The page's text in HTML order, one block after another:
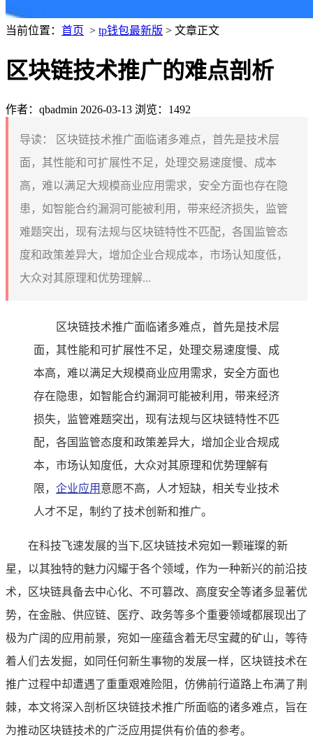
当前位置： 首页 > tp钱包最新版 > 文章正文
区块链技术推广的难点剖析
作者：qbadmin 2026-03-13 浏览：1492
导读：
区块链技术推广面临诸多难点，首先是技术层
面，其性能和可扩展性不足，处理交易速度慢、成本
高，难以满足大规模商业应用需求，安全方面也存在隐
患，如智能合约漏洞可能被利用，带来经济损失，监管
难题突出，现有法规与区块链特性不匹配，各国监管态
度和政策差异大，增加企业合规成本，市场认知度低，
大众对其原理和优势理解...
区块链技术推广面临诸多难点，首先是技术层
面，其性能和可扩展性不足，处理交易速度慢、成
本高，难以满足大规模商业应用需求，安全方面也
存在隐患，如智能合约漏洞可能被利用，带来经济
损失，监管难题突出，现有法规与区块链特性不匹
配，各国监管态度和政策差异大，增加企业合规成
本，市场认知度低，大众对其原理和优势理解有
限， 企业应用 意愿不高，人才短缺，相关专业技术
人才不足，制约了技术创新和推广。
在科技飞速发展的当下,区块链技术宛如一颗璀璨的新
星，以其独特的魅力闪耀于各个领域，作为一种新兴的前沿技
术，区块链具备去中心化、不可篡改、高度安全等诸多显著优
势，在金融、供应链、医疗、政务等多个重要领域都展现出了
极为广阔的应用前景，宛如一座蕴含着无尽宝藏的矿山，等待
着人们去发掘，如同任何新生事物的发展一样，区块链技术在
推广过程中却遭遇了重重艰难险阻，仿佛前行道路上布满了荆
棘，本文将深入剖析区块链技术推广所面临的诸多难点，旨在
为推动区块链技术的广泛应用提供有价值的参考。